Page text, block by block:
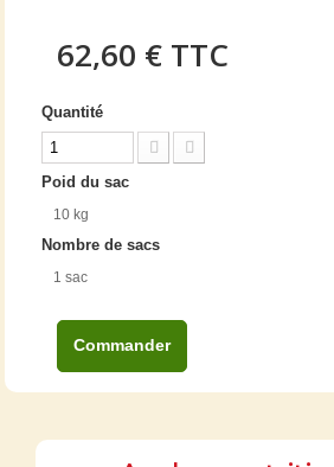
62,60 € TTC
Quantité
Poid du sac
10 kg
Nombre de sacs
1 sac
Commander